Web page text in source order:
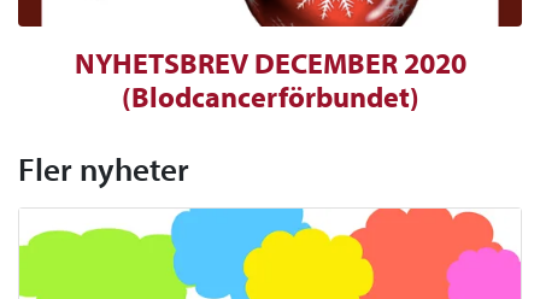
NYHETSBREV DECEMBER 2020
(Blodcancerförbundet)
Fler nyheter